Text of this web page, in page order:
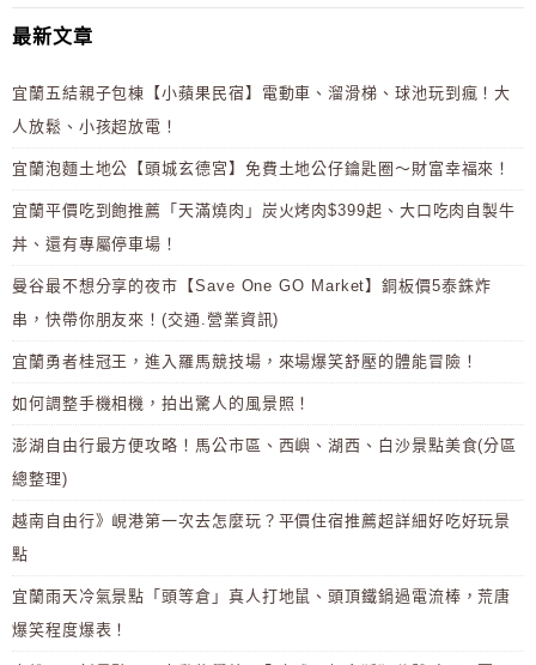
最新文章
宜蘭五結親子包棟【小蘋果民宿】電動車、溜滑梯、球池玩到瘋！大
人放鬆、小孩超放電！
宜蘭泡麵土地公【頭城玄德宮】免費土地公仔鑰匙圈～財富幸福來！
宜蘭平價吃到飽推薦「天滿燒肉」炭火烤肉$399起、大口吃肉自製牛
丼、還有專屬停車場！
曼谷最不想分享的夜市【Save One GO Market】銅板價5泰銖炸
串，快帶你朋友來！(交通.營業資訊)
宜蘭勇者桂冠王，進入羅馬競技場，來場爆笑舒壓的體能冒險！
如何調整手機相機，拍出驚人的風景照！
澎湖自由行最方便攻略！馬公市區、西嶼、湖西、白沙景點美食(分區
總整理)
越南自由行》峴港第一次去怎麼玩？平價住宿推薦超詳細好吃好玩景
點
宜蘭雨天冷氣景點「頭等倉」真人打地鼠、頭頂鐵鍋過電流棒，荒唐
爆笑程度爆表！